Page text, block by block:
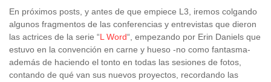
En próximos posts, y antes de que empiece L3, iremos colgando
algunos fragmentos de las conferencias y entrevistas que dieron
las actrices de la serie “L Word“, empezando por Erin Daniels que
estuvo en la convención en carne y hueso -no como fantasma-
además de haciendo el tonto en todas las sesiones de fotos,
contando de qué van sus nuevos proyectos, recordando las